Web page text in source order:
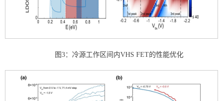
图3：冷源工作区间内VHS FET的性能优化